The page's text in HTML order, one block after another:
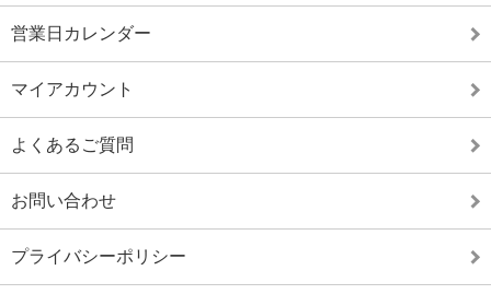
営業日カレンダー
マイアカウント
よくあるご質問
お問い合わせ
プライバシーポリシー